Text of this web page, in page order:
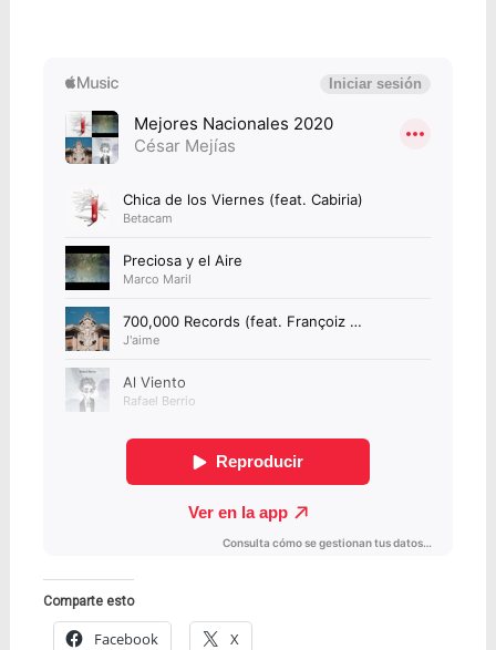
Comparte esto
Facebook X